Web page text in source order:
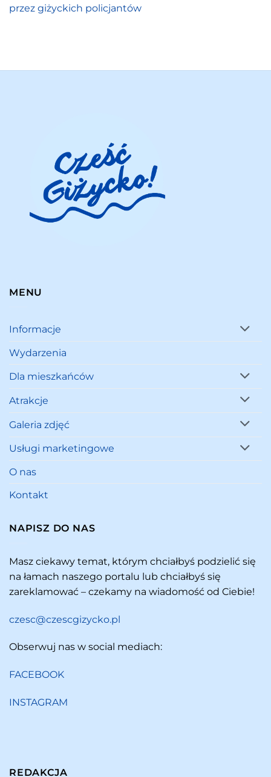
przez giżyckich policjantów
MENU
Informacje
Wydarzenia
Dla mieszkańców
Atrakcje
Galeria zdjęć
Usługi marketingowe
O nas
Kontakt
NAPISZ DO NAS
Masz ciekawy temat, którym chciałbyś podzielić się
na łamach naszego portalu lub chciałbyś się
zareklamować – czekamy na wiadomość od Ciebie!
czesc@czescgizycko.pl
Obserwuj nas w social mediach:
FACEBOOK
INSTAGRAM
REDAKCJA